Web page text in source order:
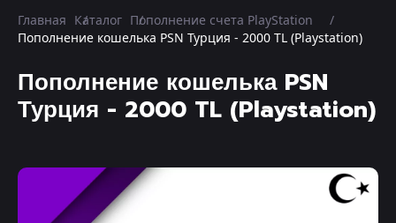
Главная Каталог Пополнение счета PlayStation
Пополнение кошелька PSN Турция - 2000 TL (Playstation)
Пополнение кошелька PSN
Турция - 2000 TL (Playstation)